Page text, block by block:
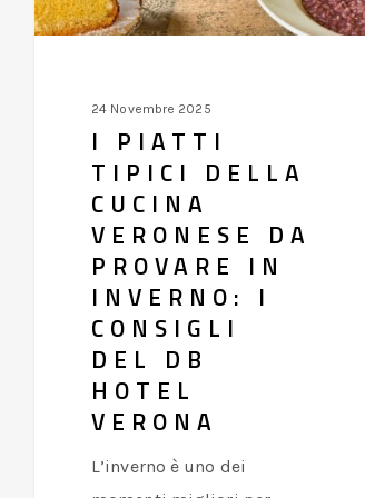
da
consigli
24 Novembre 2025
I PIATTI
TIPICI DELLA
CUCINA
VERONESE DA
PROVARE IN
INVERNO: I
CONSIGLI
DEL DB
HOTEL
VERONA
L’inverno è uno dei